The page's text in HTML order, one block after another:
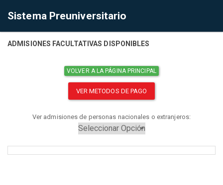
Sistema Preuniversitario
ADMISIONES FACULTATIVAS DISPONIBLES
VOLVER A LA PÁGINA PRINCIPAL
VER METODOS DE PAGO
Ver admisiones de personas nacionales o extranjeros: